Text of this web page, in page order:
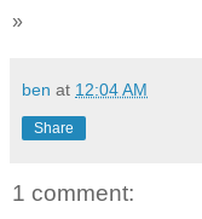
»
ben at 12:04 AM
Share
1 comment: